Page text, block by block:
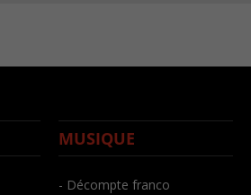
MUSIQUE
- Décompte franco